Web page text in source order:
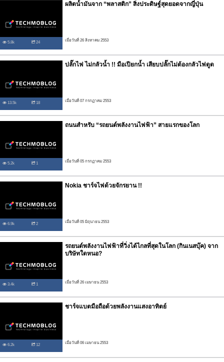
5.8k 24
ผลิตน้ำมันจาก “พลาสติก” สิ่งประดิษฐ์สุดยอดจากญี่ปุ่น
เมื่อวันที่ 26 สิงหาคม 2553
13.5k 18
ปลั๊กไฟ ไม่กลัวน้ำ !! มือเปียกน้ำ เสียบปลั๊กไม่ต้องกลัวไฟดูด
เมื่อวันที่ 07 กรกฏาคม 2553
5.2k 1
ถนนสำหรับ “รถยนต์พลังงานไฟฟ้า” สายแรกของโลก
เมื่อวันที่ 05 กรกฏาคม 2553
6.9k 2
Nokia ชาร์จไฟด้วยจักรยาน !!
เมื่อวันที่ 05 มิถุนายน 2553
3.4k 1
รถยนต์พลังงานไฟฟ้าที่วิ่งได้ไกลที่สุดในโลก (กินเนสบุ๊ค) จาก
บริษัทใดหนอ?
เมื่อวันที่ 26 เมษายน 2553
6.2k 12
ชาร์จแบตมือถือด้วยพลังงานแสงอาทิตย์
เมื่อวันที่ 06 เมษายน 2553